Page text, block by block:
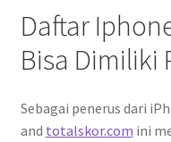
Daftar
Bisa Dimiliki
Sebagai penerus dari
and totalskor.com ini